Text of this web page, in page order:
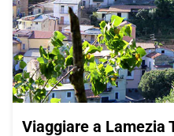
Viaggiare a Lamezia